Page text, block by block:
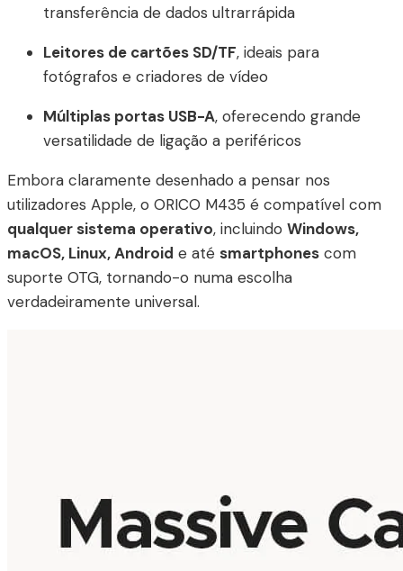
transferência de dados ultrarrápida
Leitores de cartões SD/TF, ideais para
fotógrafos e criadores de vídeo
Múltiplas portas USB-A, oferecendo grande
versatilidade de ligação a periféricos
Embora claramente desenhado a pensar nos
utilizadores Apple, o ORICO M435 é compatível com
qualquer sistema operativo, incluindo Windows,
macOS, Linux, Android e até smartphones com
suporte OTG, tornando-o numa escolha
verdadeiramente universal.